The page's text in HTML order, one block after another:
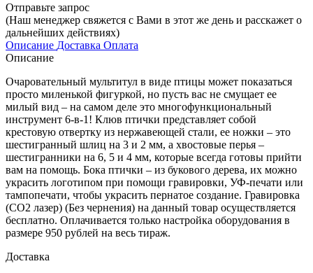
Отправьте запрос
(Наш менеджер свяжется с Вами в этот же день и расскажет о
дальнейших действиях)
Описание Доставка Оплата
Описание
Очаровательный мультитул в виде птицы может показаться
просто миленькой фигуркой, но пусть вас не смущает ее
милый вид – на самом деле это многофункциональный
инструмент 6-в-1! Клюв птички представляет собой
крестовую отвертку из нержавеющей стали, ее ножки – это
шестигранный шлиц на 3 и 2 мм, а хвостовые перья –
шестигранники на 6, 5 и 4 мм, которые всегда готовы прийти
вам на помощь. Бока птички – из букового дерева, их можно
украсить логотипом при помощи гравировки, УФ-печати или
тампопечати, чтобы украсить пернатое создание. Гравировка
(CO2 лазер) (Без чернения) на данный товар осуществляется
бесплатно. Оплачивается только настройка оборудования в
размере 950 рублей на весь тираж.
Доставка